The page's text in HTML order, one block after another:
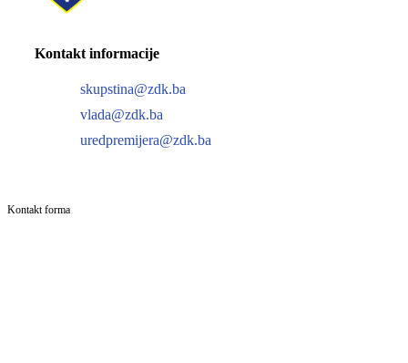
Kontakt informacije
skupstina@zdk.ba
vlada@zdk.ba
uredpremijera@zdk.ba
Kontakt forma